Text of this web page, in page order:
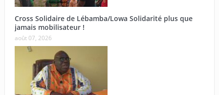
Cross Solidaire de Lébamba/Lowa Solidarité plus que
jamais mobilisateur !
août 07, 2026